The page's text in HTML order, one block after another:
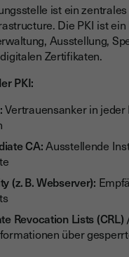
ist ein
Die PKI ist
Ausstellung,
Zertifikaten.
PKI:
Vertrauensanker in
CA:Ausstellende
(z. B. Webserver):
Revocation Lists (CRL)
über